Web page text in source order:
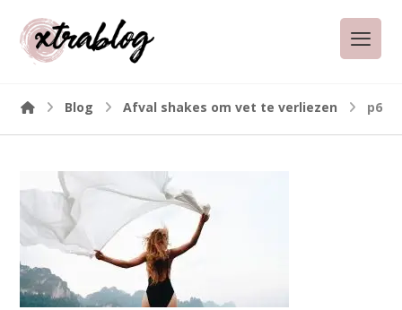
Blog Afval shakes om vet te verliezen p6